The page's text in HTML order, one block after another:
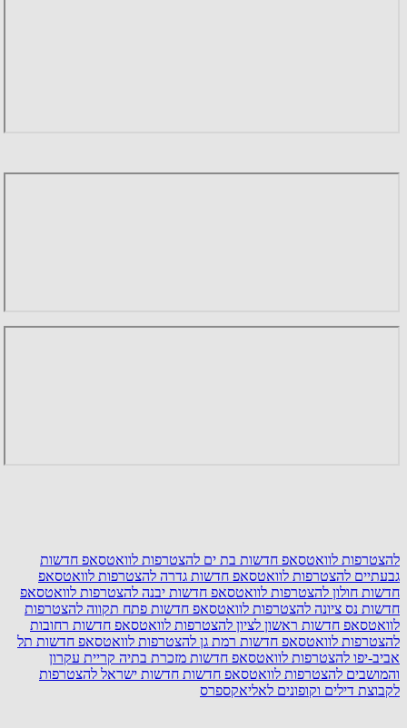
להצטרפות לוואטסאפ חדשות בת ים להצטרפות לוואטסאפ חדשות
גבעתיים להצטרפות לוואטסאפ חדשות גדרה להצטרפות לוואטסאפ
חדשות חולון להצטרפות לוואטסאפ חדשות יבנה להצטרפות לוואטסאפ
חדשות נס ציונה להצטרפות לוואטסאפ חדשות פתח תקווה להצטרפות
לוואטסאפ חדשות ראשון לציון להצטרפות לוואטסאפ חדשות רחובות
להצטרפות לוואטסאפ חדשות רמת גן להצטרפות לוואטסאפ חדשות תל
אביב-יפו להצטרפות לוואטסאפ חדשות מזכרת בתיה קריית עקרון
והמושבים להצטרפות לוואטסאפ חדשות חדשות ישראל להצטרפות
לקבוצת דילים וקופונים לאליאקספרס